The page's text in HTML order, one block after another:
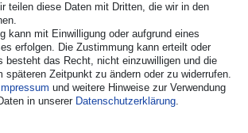
2026 | Alle Rechte vorbehalten. - Alle Rechte
Preisangaben inkl. gesetzl. 19% MwSt. |
siehe Artikeldetail | *Gilt für Lieferungen nach
widerrufen Kontakt
teilen diese Daten mit Dritten, die wir in den
kann mit Einwilligung oder aufgrund eines
erfolgen. Die Zustimmung kann erteilt oder
besteht das Recht, nicht einzuwilligen und die
späteren Zeitpunkt zu ändern oder zu widerrufen.
Impressum und weitere Hinweise zur Verwendung
in unserer Daten­schutz­erklärung.